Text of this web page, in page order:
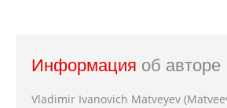
Информация об авторе
Vladimir Ivanovich Matveyev